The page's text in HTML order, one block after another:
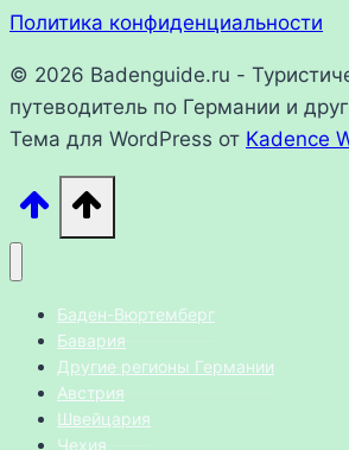
Политика конфиденциальности
© 2026 Badenguide.ru -
путеводитель по Германии и
Тема для WordPress от Kadence
Баден-Вюртемберг
Бавария
Другие регионы Германии
Австрия
Швейцария
Чехия